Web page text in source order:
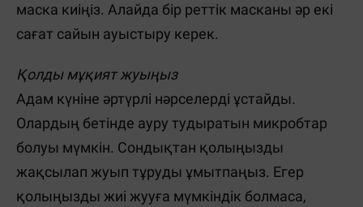
маска киіңіз. Алайда бір реттік масканы әр екі
сағат сайын ауыстыру керек.
Қолды мұқият жуыңыз
Адам күніне әртүрлі нәрселерді ұстайды.
Олардың бетінде ауру тудыратын микробтар
болуы мүмкін. Сондықтан қолыңызды
жақсылап жуып тұруды ұмытпаңыз. Егер
қолыңызды жиі жууға мүмкіндік болмаса,